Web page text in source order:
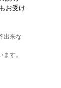
お受け
出来な
す。